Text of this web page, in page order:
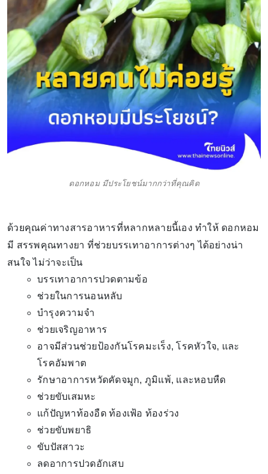
ดอกหอม มีประโยชน์มากกว่าที่คุณคิด
ด้วยคุณค่าทางสารอาหารที่หลากหลายนี้เอง ทำให้ ดอกหอม
มี สรรพคุณทางยา ที่ช่วยบรรเทาอาการต่างๆ ได้อย่างน่า
สนใจ ไม่ว่าจะเป็น
บรรเทาอาการปวดตามข้อ
ช่วยในการนอนหลับ
บำรุงความจำ
ช่วยเจริญอาหาร
อาจมีส่วนช่วยป้องกันโรคมะเร็ง, โรคหัวใจ, และ
โรคอัมพาต
รักษาอาการหวัดคัดจมูก, ภูมิแพ้, และหอบหืด
ช่วยขับเสมหะ
แก้ปัญหาท้องอืด ท้องเฟ้อ ท้องร่วง
ช่วยขับพยาธิ
ขับปัสสาวะ
ลดอาการปวดอักเสบ